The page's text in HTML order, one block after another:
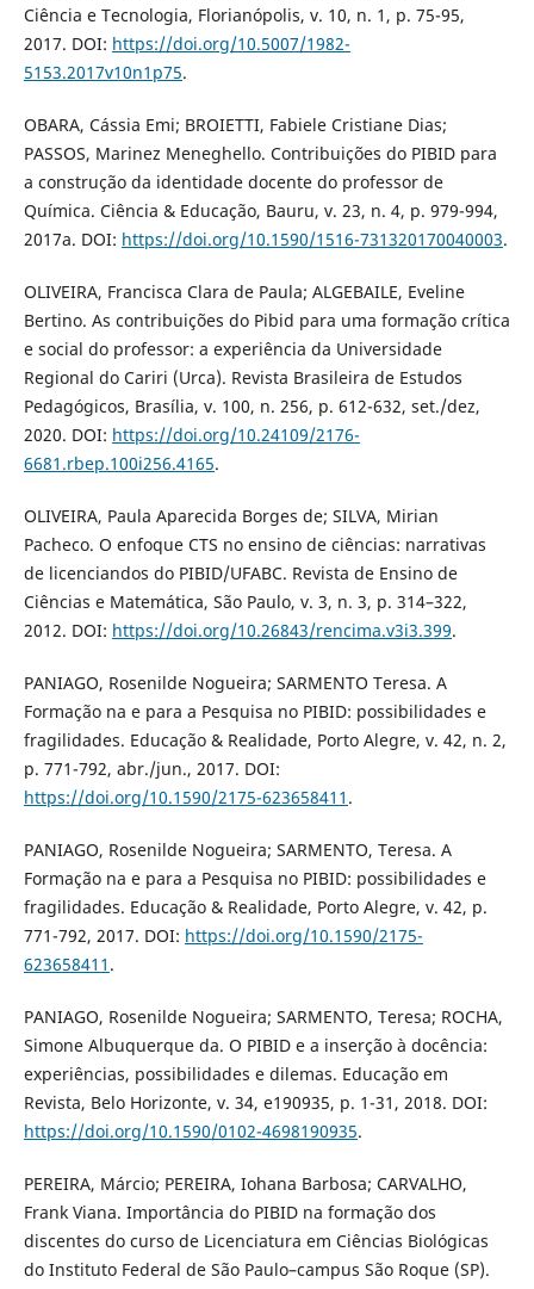
Ciência e Tecnologia, Florianópolis, v. 10, n. 1, p. 75-95,
2017. DOI: https://doi.org/10.5007/1982-
5153.2017v10n1p75.
OBARA, Cássia Emi; BROIETTI, Fabiele Cristiane Dias;
PASSOS, Marinez Meneghello. Contribuições do PIBID para
a construção da identidade docente do professor de
Química. Ciência & Educação, Bauru, v. 23, n. 4, p. 979-994,
2017a. DOI: https://doi.org/10.1590/1516-731320170040003.
OLIVEIRA, Francisca Clara de Paula; ALGEBAILE, Eveline
Bertino. As contribuições do Pibid para uma formação crítica
e social do professor: a experiência da Universidade
Regional do Cariri (Urca). Revista Brasileira de Estudos
Pedagógicos, Brasília, v. 100, n. 256, p. 612-632, set./dez,
2020. DOI: https://doi.org/10.24109/2176-
6681.rbep.100i256.4165.
OLIVEIRA, Paula Aparecida Borges de; SILVA, Mirian
Pacheco. O enfoque CTS no ensino de ciências: narrativas
de licenciandos do PIBID/UFABC. Revista de Ensino de
Ciências e Matemática, São Paulo, v. 3, n. 3, p. 314–322,
2012. DOI: https://doi.org/10.26843/rencima.v3i3.399.
PANIAGO, Rosenilde Nogueira; SARMENTO Teresa. A
Formação na e para a Pesquisa no PIBID: possibilidades e
fragilidades. Educação & Realidade, Porto Alegre, v. 42, n. 2,
p. 771-792, abr./jun., 2017. DOI:
https://doi.org/10.1590/2175-623658411 .
PANIAGO, Rosenilde Nogueira; SARMENTO, Teresa. A
Formação na e para a Pesquisa no PIBID: possibilidades e
fragilidades. Educação & Realidade, Porto Alegre, v. 42, p.
771-792, 2017. DOI: https://doi.org/10.1590/2175-
623658411 .
PANIAGO, Rosenilde Nogueira; SARMENTO, Teresa; ROCHA,
Simone Albuquerque da. O PIBID e a inserção à docência:
experiências, possibilidades e dilemas. Educação em
Revista, Belo Horizonte, v. 34, e190935, p. 1-31, 2018. DOI:
https://doi.org/10.1590/0102-4698190935.
PEREIRA, Márcio; PEREIRA, Iohana Barbosa; CARVALHO,
Frank Viana. Importância do PIBID na formação dos
discentes do curso de Licenciatura em Ciências Biológicas
do Instituto Federal de São Paulo–campus São Roque (SP).